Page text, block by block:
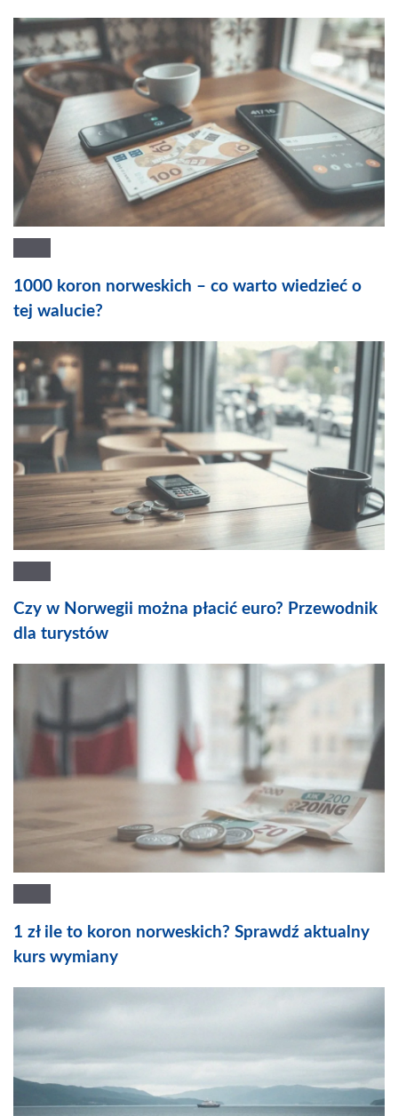
1000 koron norweskich – co warto wiedzieć o
tej walucie?
Czy w Norwegii można płacić euro? Przewodnik
dla turystów
1 zł ile to koron norweskich? Sprawdź aktualny
kurs wymiany